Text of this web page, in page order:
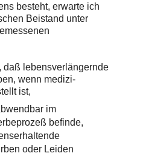
besteht, erwarte ich
Beistand unter
daß lebensverlängernde
wenn medizi-
ist,
im
befinde,
oder Leiden